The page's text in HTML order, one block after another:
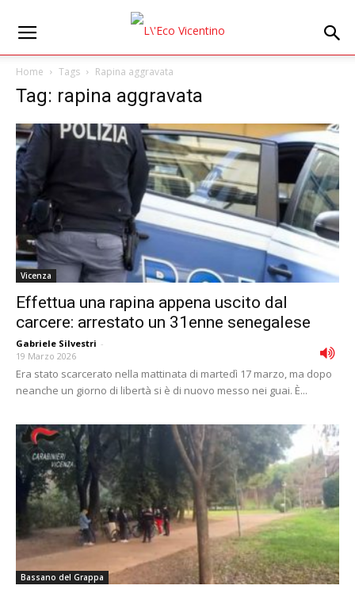
Home Tags Rapina aggravata
Tag: rapina aggravata
Vicenza
Effettua una rapina appena uscito dal
carcere: arrestato un 31enne senegalese
Gabriele Silvestri -
19 Marzo 2026
Era stato scarcerato nella mattinata di martedì 17 marzo, ma dopo
neanche un giorno di libertà si è di nuovo messo nei guai. È...
Bassano del Grappa